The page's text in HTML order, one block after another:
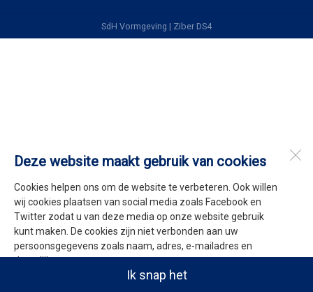
Deze website maakt gebruik van cookies
Cookies helpen ons om de website te verbeteren. Ook willen
wij cookies plaatsen van social media zoals Facebook en
Twitter zodat u van deze media op onze website gebruik
kunt maken. De cookies zijn niet verbonden aan uw
persoonsgegevens zoals naam, adres, e-mailadres en
dergelijke.
Ik snap het
SdH Vormgeving | Ziber DS4